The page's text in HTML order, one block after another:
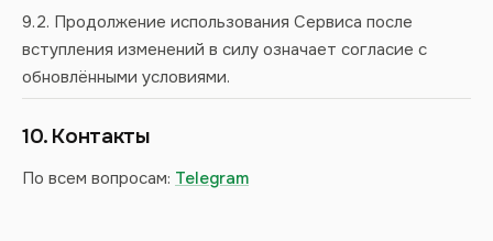
9.2. Продолжение использования Сервиса после
вступления изменений в силу означает согласие с
обновлёнными условиями.
10. Контакты
По всем вопросам: Telegram